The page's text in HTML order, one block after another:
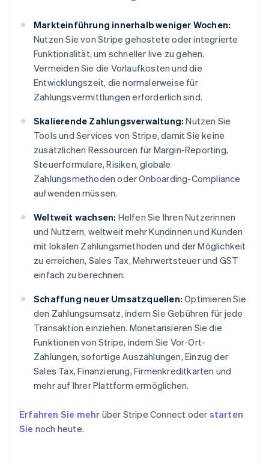
Markteinführung innerhalb weniger Wochen:
Nutzen Sie von Stripe gehostete oder integrierte
Funktionalität, um schneller live zu gehen.
Vermeiden Sie die Vorlaufkosten und die
Entwicklungszeit, die normalerweise für
Zahlungsvermittlungen erforderlich sind.
Skalierende Zahlungsverwaltung: Nutzen Sie
Tools und Services von Stripe, damit Sie keine
zusätzlichen Ressourcen für Margin-Reporting,
Steuerformulare, Risiken, globale
Zahlungsmethoden oder Onboarding-Compliance
aufwenden müssen.
Weltweit wachsen: Helfen Sie Ihren Nutzerinnen
und Nutzern, weltweit mehr Kundinnen und Kunden
mit lokalen Zahlungsmethoden und der Möglichkeit
zu erreichen, Sales Tax, Mehrwertsteuer und GST
einfach zu berechnen.
Schaffung neuer Umsatzquellen: Optimieren Sie
den Zahlungsumsatz, indem Sie Gebühren für jede
Transaktion einziehen. Monetarisieren Sie die
Funktionen von Stripe, indem Sie Vor-Ort-
Zahlungen, sofortige Auszahlungen, Einzug der
Sales Tax, Finanzierung, Firmenkreditkarten und
mehr auf Ihrer Plattform ermöglichen.
Erfahren Sie mehr über Stripe Connect oder starten
Sie noch heute.